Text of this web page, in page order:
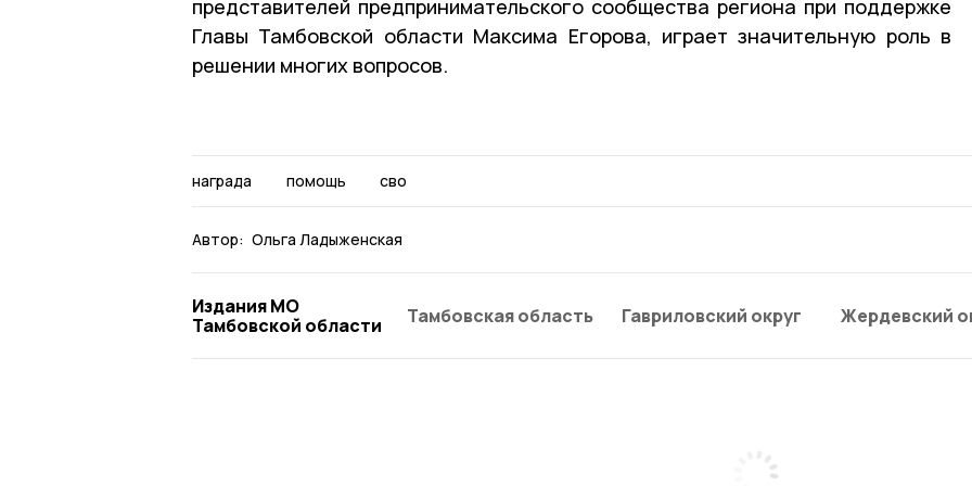
представителей предпринимательского сообщества региона при поддержке
Главы Тамбовской области Максима Егорова, играет значительную роль в
решении многих вопросов.
награда помощь сво
Автор: Ольга Ладыженская
Издания МО
Тамбовской области
Тамбовская область Гавриловский округ Жердевский